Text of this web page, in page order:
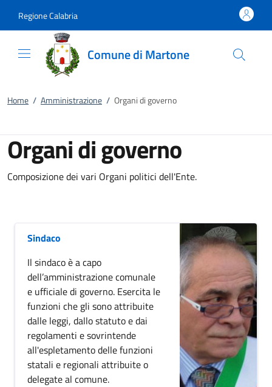
Regione Calabria
Comune di Martone
Home / Amministrazione / Organi di governo
Organi di governo
Composizione dei vari Organi politici dell'Ente.
Sindaco
Il sindaco è a capo
dell’amministrazione comunale
e ufficiale di governo. Esercita le
funzioni che gli sono attribuite
dalle leggi, dallo statuto e dai
regolamenti e sovrintende
all'espletamento delle funzioni
statali e regionali attribuite o
delegate al comune.